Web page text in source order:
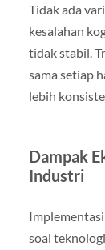
Tidak ada
kesalahan
tidak stabil.
sama setiap
lebih
Dampak
Industri
soal